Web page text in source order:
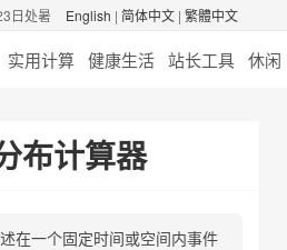
日处暑 English | 简体中文 | 繁體中文
实用计算 健康生活 站长工具 休闲
布计算器
在一个固定时间或空间内事件